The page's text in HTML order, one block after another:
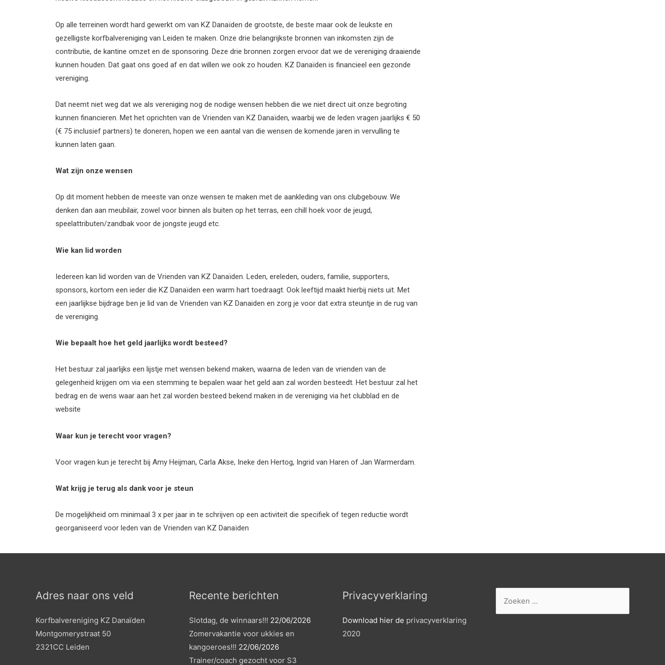
Op alle terreinen wordt hard gewerkt om van KZ Danaïden de grootste, de beste maar ook de leukste en
gezelligste korfbalvereniging van Leiden te maken. Onze drie belangrijkste bronnen van inkomsten zijn de
contributie, de kantine omzet en de sponsoring. Deze drie bronnen zorgen ervoor dat we de vereniging draaiende
kunnen houden. Dat gaat ons goed af en dat willen we ook zo houden. KZ Danaïden is financieel een gezonde
vereniging.
Dat neemt niet weg dat we als vereniging nog de nodige wensen hebben die we niet direct uit onze begroting
kunnen financieren. Met het oprichten van de Vrienden van KZ Danaïden, waarbij we de leden vragen jaarlijks € 50
(€ 75 inclusief partners) te doneren, hopen we een aantal van die wensen de komende jaren in vervulling te
kunnen laten gaan.
Wat zijn onze wensen
Op dit moment hebben de meeste van onze wensen te maken met de aankleding van ons clubgebouw. We
denken dan aan meubilair, zowel voor binnen als buiten op het terras, een chill hoek voor de jeugd,
speelattributen/zandbak voor de jongste jeugd etc.
Wie kan lid worden
Iedereen kan lid worden van de Vrienden van KZ Danaïden. Leden, ereleden, ouders, familie, supporters,
sponsors, kortom een ieder die KZ Danaïden een warm hart toedraagt. Ook leeftijd maakt hierbij niets uit. Met
een jaarlijkse bijdrage ben je lid van de Vrienden van KZ Danaiden en zorg je voor dat extra steuntje in de rug van
de vereniging.
Wie bepaalt hoe het geld jaarlijks wordt besteed?
Het bestuur zal jaarlijks een lijstje met wensen bekend maken, waarna de leden van de vrienden van de
gelegenheid krijgen om via een stemming te bepalen waar het geld aan zal worden besteedt. Het bestuur zal het
bedrag en de wens waar aan het zal worden besteed bekend maken in de vereniging via het clubblad en de
website
Waar kun je terecht voor vragen?
Voor vragen kun je terecht bij Amy Heijman, Carla Akse, Ineke den Hertog, Ingrid van Haren of Jan Warmerdam.
Wat krijg je terug als dank voor je steun
De mogelijkheid om minimaal 3 x per jaar in te schrijven op een activiteit die specifiek of tegen reductie wordt
georganiseerd voor leden van de Vrienden van KZ Danaïden
Adres naar ons veld
Korfbalvereniging KZ Danaïden
Montgomerystraat 50
2321CC Leiden
Recente berichten
Slotdag, de winnaars!!! 22/06/2026
Zomervakantie voor ukkies en
kangoeroes!!! 22/06/2026
Trainer/coach gezocht voor S3
Privacyverklaring
Download hier de privacyverklaring
2020
Zoek
naar: